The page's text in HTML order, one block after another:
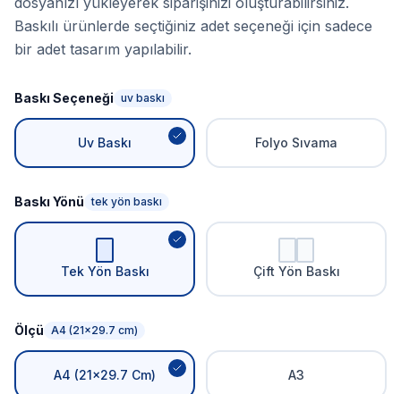
Baskılı ürünlerde seçtiğiniz adet seçeneği için sadece
bir adet tasarım yapılabilir.
Baskı Seçeneği uv baskı
Uv Baskı Folyo Sıvama
Baskı Yönü tek yön baskı
Tek Yön Baskı Çift Yön Baskı
Ölçü A4 (21x29.7 cm)
A4 (21x29.7 Cm) A3